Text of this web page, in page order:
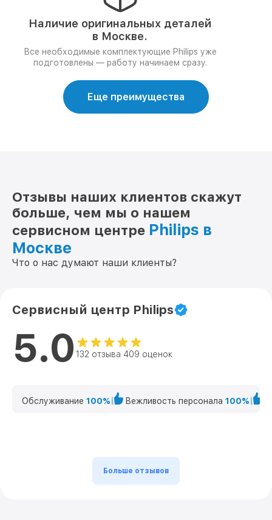
Наличие оригинальных деталей
в Москве.
Все необходимые комплектующие Philips уже
подготовлены — работу начинаем сразу.
Еще преимущества
Отзывы наших клиентов скажут
больше, чем мы о нашем
сервисном центре Philips в
Москве
Что о нас думают наши клиенты?
Сервисный центр Philips
5.0 132 отзыва 409 оценок
Обслуживание 100% Вежливость персонала 100%
Больше отзывов